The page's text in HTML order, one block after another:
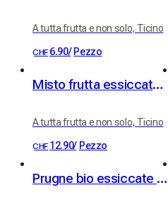
A tutta frutta e non solo, Ticino
CHF 6.90/ Pezzo
Misto frutta essiccata. 100% frutta
A tutta frutta e non solo, Ticino
CHF 12.90/ Pezzo
Prugne bio essiccate da alberi ad alto fusto 100g